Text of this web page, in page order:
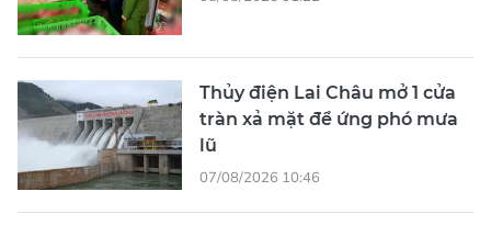
Thủy điện Lai Châu mở 1 cửa
tràn xả mặt để ứng phó mưa
lũ
07/08/2026 10:46